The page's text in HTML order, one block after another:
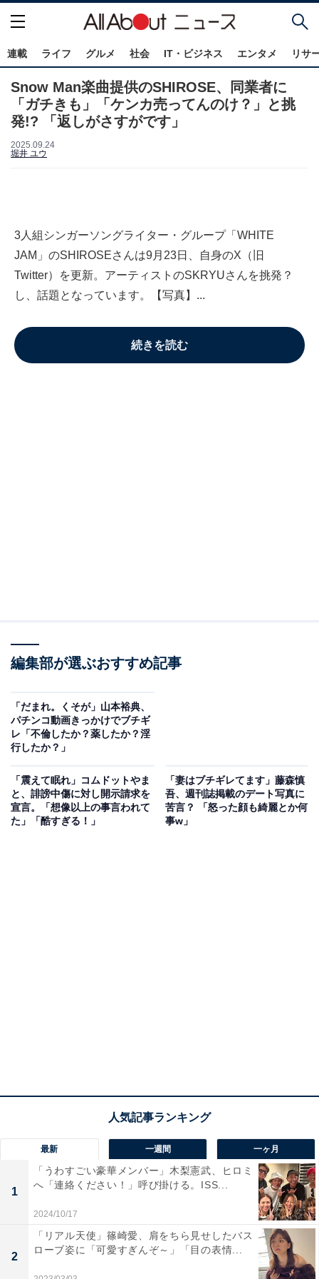
連載 ライフ グルメ 社会 IT・ビジネス エンタメ リサ
Snow Man楽曲提供のSHIROSE、同業者に
「ガチきも」「ケンカ売ってんのけ？」と挑
発!? 「返しがさすがです」
2025.09.24
堀井 ユウ
3人組シンガーソングライター・グループ「WHITE
JAM」のSHIROSEさんは9月23日、自身のX（旧
Twitter）を更新。アーティストのSKRYUさんを挑発？
し、話題となっています。【写真】...
続きを読む
編集部が選ぶおすすめ記事
「だまれ。くそが」山本裕典、
パチンコ動画きっかけでブチギ
レ「不倫したか？薬したか？淫
行したか？」
「震えて眠れ」コムドットやま
と、誹謗中傷に対し開示請求を
宣言。「想像以上の事言われて
た」「酷すぎる！」
「妻はブチギレてます」藤森慎
吾、週刊誌掲載のデート写真に
苦言？ 「怒った顔も綺麗とか何
事w」
最新 一週間 一ヶ月
1
「うわすごい豪華メンバー」木梨憲武、ヒロミ
へ「連絡ください！」呼び掛ける。ISS...
2024/10/17
2
「リアル天使」篠崎愛、肩をちら見せしたバス
ローブ姿に「可愛すぎんぞ～」「目の表情...